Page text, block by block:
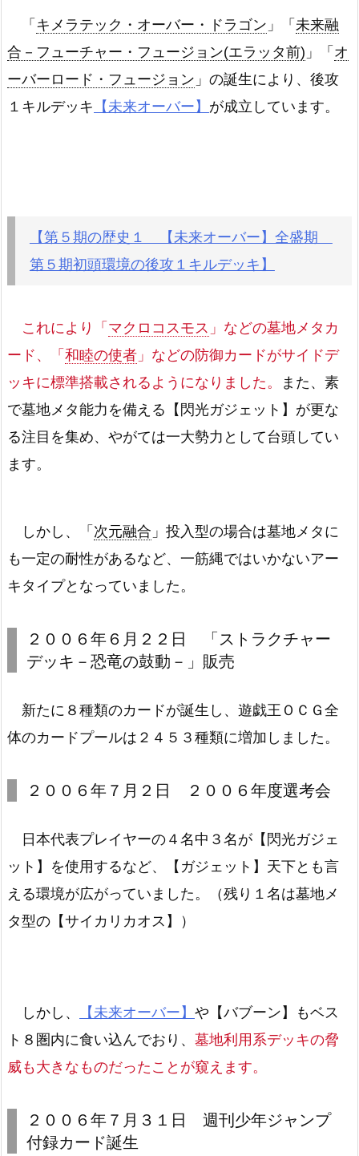
「 キメラテック・オーバー・ドラゴン 」「 未来融
合－フューチャー・フュージョン(エラッタ前) 」「 オ
ーバーロード・フュージョン 」の誕生により、後攻
１キルデッキ 【未来オーバー】 が成立しています。
【第５期の歴史１ 【未来オーバー】全盛期
第５期初頭環境の後攻１キルデッキ】
これにより「 マクロコスモス 」などの墓地メタカ
ード、「 和睦の使者 」などの防御カードがサイドデ
ッキに標準搭載されるようになりました。
また、素
で墓地メタ能力を備える【閃光ガジェット】が更な
る注目を集め、やがては一大勢力として台頭してい
ます。
しかし、「 次元融合 」投入型の場合は墓地メタに
も一定の耐性があるなど、一筋縄ではいかないアー
キタイプとなっていました。
２００６年６月２２日 「ストラクチャー
デッキ－恐竜の鼓動－」販売
新たに８種類のカードが誕生し、遊戯王ＯＣＧ全
体のカードプールは２４５３種類に増加しました。
２００６年７月２日 ２００６年度選考会
日本代表プレイヤーの４名中３名が【閃光ガジェ
ット】を使用するなど、【ガジェット】天下とも言
える環境が広がっていました。（残り１名は墓地メ
タ型の【サイカリカオス】）
しかし、 【未来オーバー】 や【バブーン】もベス
ト８圏内に食い込んでおり、 墓地利用系デッキの脅
威も大きなものだったことが窺えます。
２００６年７月３１日 週刊少年ジャンプ
付録カード誕生